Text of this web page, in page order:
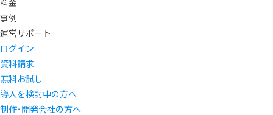
料金
事例
運営サポート
ログイン
資料請求
無料お試し
導入を検討中の方へ
制作・開発会社の方へ